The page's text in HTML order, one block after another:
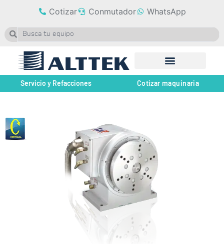
Cotizar Conmutador WhatsApp
Servicio y Refacciones Cotizar maquinaria